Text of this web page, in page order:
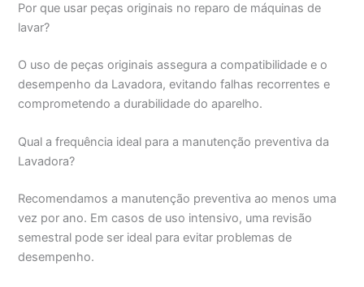
Por que usar peças originais no reparo de máquinas de
lavar?
O uso de peças originais assegura a compatibilidade e o
desempenho da Lavadora, evitando falhas recorrentes e
comprometendo a durabilidade do aparelho.
Qual a frequência ideal para a manutenção preventiva da
Lavadora?
Recomendamos a manutenção preventiva ao menos uma
vez por ano. Em casos de uso intensivo, uma revisão
semestral pode ser ideal para evitar problemas de
desempenho.